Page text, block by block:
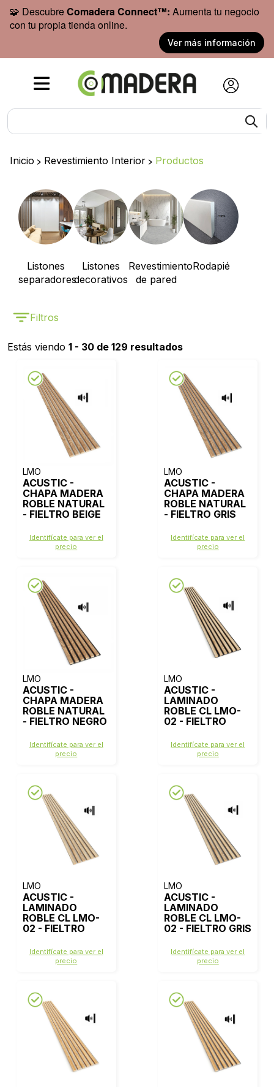
🧩 DescubreComadera Connect™: Aumenta tu negocio
con tu propia tienda online.
Ver más información
Inicio > Revestimiento Interior > Productos
Listones
separadores
Listones
decorativos
Revestimiento
de pared
Rodapié
Filtros
Estás viendo 1 - 30 de 129 resultados
LMO
ACUSTIC -
CHAPA MADERA
ROBLE NATURAL
- FIELTRO BEIGE
Identifícate para ver el
precio
LMO
ACUSTIC -
CHAPA MADERA
ROBLE NATURAL
- FIELTRO GRIS
Identifícate para ver el
precio
LMO
ACUSTIC -
CHAPA MADERA
ROBLE NATURAL
- FIELTRO NEGRO
Identifícate para ver el
precio
LMO
ACUSTIC -
LAMINADO
ROBLE CL LMO-
02 - FIELTRO
Identifícate para ver el
precio
LMO
ACUSTIC -
LAMINADO
ROBLE CL LMO-
02 - FIELTRO
Identifícate para ver el
precio
LMO
ACUSTIC -
LAMINADO
ROBLE CL LMO-
02 - FIELTRO GRIS
Identifícate para ver el
precio